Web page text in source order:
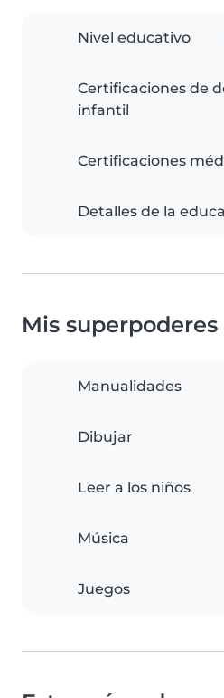
Nivel educativo
Certificaciones de
infantil
Certificaciones
Detalles de la
Mis
Manualidades
Dibujar
Leer a los niños
Música
Juegos